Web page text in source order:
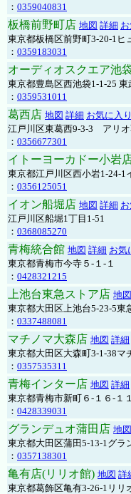
： 0359040831
板橋前野町店 地図 詳細
東京都板橋区前野町3-20-1ヒ
： 0359183031
オーディオスクエア池
東京都豊島区西池袋1-1-25
： 0359531011
葛西店 地図 詳細 お気に入
江戸川区東葛西9-3-3 アリオ
： 0356677301
イトーヨーカドー小岩
東京都江戸川区西小岩1-24-1
： 0356125051
イオン船堀店 地図 詳細
江戸川区船堀1丁目1-51
： 0368085270
青梅統合館 地図 詳細 お気
東京都青梅市今寺５-１-１
： 0428321215
上池台東急ストア店 地図
東京都大田区上池台5-23-5東
： 0337488081
マチノマ大森店 地図 詳細
東京都大田区大森町3-1-38マ
： 0357535311
青梅インター店 地図 詳細
東京都青梅市新町６-１６-１１
： 0428339031
グランデュオ蒲田店 地図
東京都大田区蒲田5-13-1グラ
： 0357138301
亀有店(リリオ館) 地図 詳
東京都葛飾区亀有3-26-1リリ